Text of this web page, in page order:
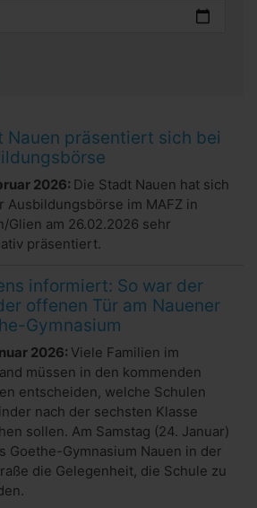
Nauen präsentiert sich bei
2026: Die Stadt Nauen hat sich
Ausbildungsbörse im MAFZ in
Glien am 26.02.2026 sehr
präsentiert.
informiert: So war der
offenen Tür am Nauener
Gymnasium
2026: Viele Familien im
müssen in den kommenden
entscheiden, welche Schulen
nach der sechsten Klasse
sollen. Am Samstag (24. Januar)
Goethe-Gymnasium Nauen in der
die Gelegenheit, die Schule zu